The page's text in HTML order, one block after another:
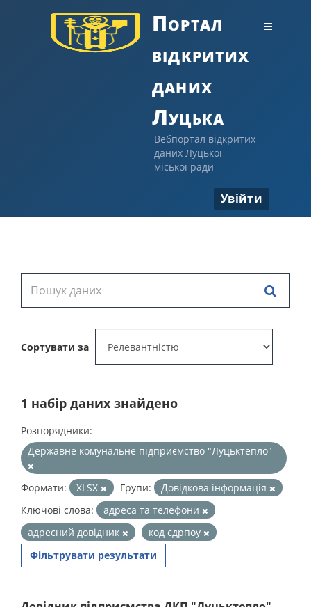
Портал
відкритих
даних
Луцька
Вебпортал відкритих
даних Луцької
міської ради
Увійти
Сортувати за
1 набір даних знайдено
Розпорядники:
Державне комунальне підприємство "Луцьктепло"
Формати: XLSX Групи:
Довідкова інформація
Ключові слова:
адреса та телефони
адресний довідник
код єдрпоу
Фільтрувати результати